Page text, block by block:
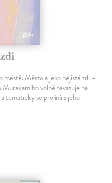
městě. Město a jeho nejisté zdi –
volně navazuje na
tematicky se prolíná s jeho